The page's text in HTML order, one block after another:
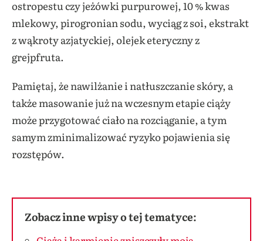
ostropestu czy jeżówki purpurowej, 10 % kwas
mlekowy, pirogronian sodu, wyciąg z soi, ekstrakt
z wąkroty azjatyckiej, olejek eteryczny z
grejpfruta.
Pamiętaj, że nawilżanie i natłuszczanie skóry, a
także masowanie już na wczesnym etapie ciąży
może przygotować ciało na rozciąganie, a tym
samym zminimalizować ryzyko pojawienia się
rozstępów.
Zobacz inne wpisy o tej tematyce: